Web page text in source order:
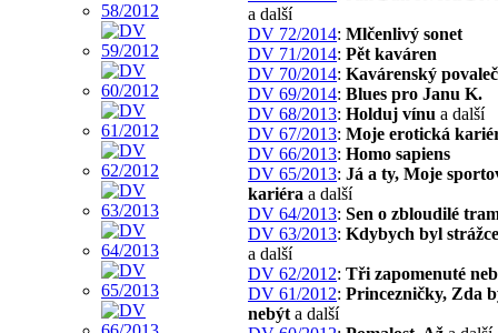
a další
DV 72/2014: Mlčenlivý sonet
DV 71/2014: Pět kaváren
DV 70/2014: Kavárenský povaleč
DV 69/2014: Blues pro Janu K.
DV 68/2013: Holduj vínu a další
DV 67/2013: Moje erotická
DV 66/2013: Homo sapiens
DV 65/2013: Já a ty, Moje
kariéra a další
DV 64/2013: Sen o zbloudilé
DV 63/2013: Kdybych byl
a další
DV 62/2012: Tři zapomenuté
DV 61/2012: Princezničky, Zda
nebýt a další